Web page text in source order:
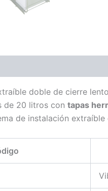
doble de cierre
de 20 litros con tapas
de instalación